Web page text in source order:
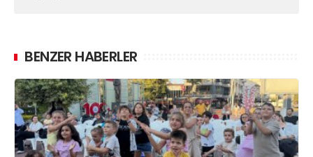
BENZER HABERLER